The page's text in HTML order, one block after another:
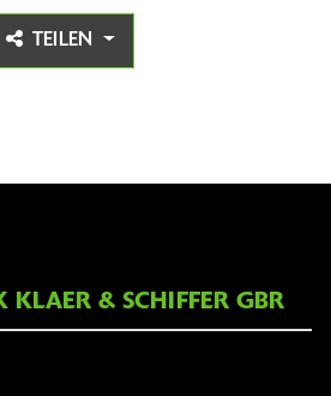
TEILEN
KLAER & SCHIFFER GBR